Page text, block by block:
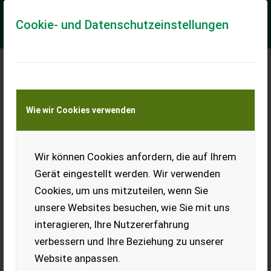
Cookie- und Datenschutzeinstellungen
Wie wir Cookies verwenden
Wir können Cookies anfordern, die auf Ihrem
Gerät eingestellt werden. Wir verwenden
Cookies, um uns mitzuteilen, wenn Sie
unsere Websites besuchen, wie Sie mit uns
interagieren, Ihre Nutzererfahrung
verbessern und Ihre Beziehung zu unserer
Website anpassen.
Meine Transportkostenanfrage
Transport von Land- und Baumaschinen –
KEINE Tiertransporte
2x Kompletträder
Continental All
Ground 440/50 R17
Verkaufe 2 Stk.
Kompletträder 440/50 R17
auf 6-Loch-Felge mit ET66.
Reifen sind ohne
Beschädigung, mit kaum